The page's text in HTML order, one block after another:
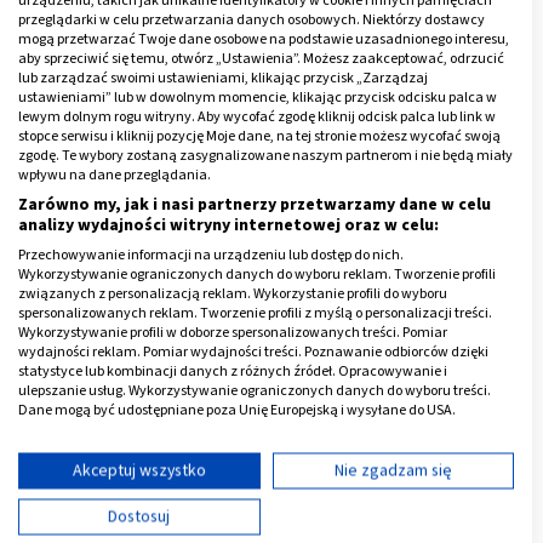
Kto wykonuje ruchy frykcyjne?
W czasie zbliżenia seksualnego za wykonywanie ruchów
frykcyjnych mogą odpowiadać oboje partnerzy, każde z
osobna, albo wspólnie. Wiele zależy od wybranej przez
nich pozycji.
Warto wiedzieć, że nawet w pozycji pozornie biernej,
kobieta może wykonywać ruchy biodrami współgrające
z ruchami partnera. Może też dać kochankowi
przeglądarki w celu przetwarzania danych osobowych. Niektórzy dostawcy
mogą przetwarzać Twoje dane osobowe na podstawie uzasadnionego interesu,
aby sprzeciwić się temu, otwórz „Ustawienia”. Możesz zaakceptować, odrzucić
lub zarządzać swoimi ustawieniami, klikając przycisk „Zarządzaj
ustawieniami” lub w dowolnym momencie, klikając przycisk odcisku palca w
lewym dolnym rogu witryny. Aby wycofać zgodę kliknij odcisk palca lub link w
stopce serwisu i kliknij pozycję Moje dane, na tej stronie możesz wycofać swoją
zgodę. Te wybory zostaną zasygnalizowane naszym partnerom i nie będą miały
wpływu na dane przeglądania.
Zarówno my, jak i nasi partnerzy przetwarzamy dane w celu
analizy wydajności witryny internetowej oraz w celu:
Przechowywanie informacji na urządzeniu lub dostęp do nich.
Wykorzystywanie ograniczonych danych do wyboru reklam. Tworzenie profili
związanych z personalizacją reklam. Wykorzystanie profili do wyboru
spersonalizowanych reklam. Tworzenie profili z myślą o personalizacji treści.
Wykorzystywanie profili w doborze spersonalizowanych treści. Pomiar
wydajności reklam. Pomiar wydajności treści. Poznawanie odbiorców dzięki
statystyce lub kombinacji danych z różnych źródeł. Opracowywanie i
ulepszanie usług. Wykorzystywanie ograniczonych danych do wyboru treści.
Dane mogą być udostępniane poza Unię Europejską i wysyłane do USA.
Wyświetl listę partnerów (11 dostawców IAB)
Używamy Twoich danych w następujących celach:
Cele przetwarzania IAB:
Akceptuj wszystko
Nie zgadzam się
Dostosuj